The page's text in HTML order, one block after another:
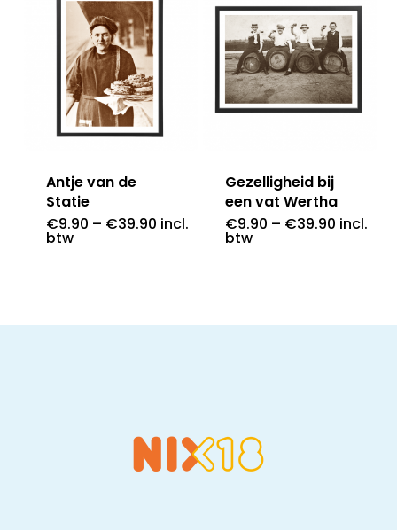
Antje van de
Statie
€9.90 – €39.90 incl.
btw
Gezelligheid bij
een vat Wertha
€9.90 – €39.90 incl.
btw